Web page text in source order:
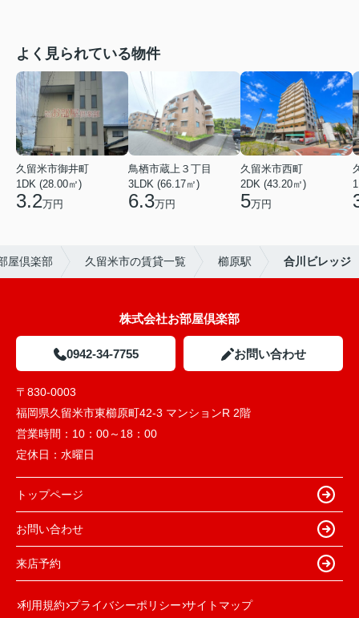
よく見られている物件
久留米市御井町
1DK (28.00㎡)
3.2万円
鳥栖市蔵上３丁目
3LDK (66.17㎡)
6.3万円
久留米市西町
2DK (43.20㎡)
5万円
屋倶楽部 久留米市の賃貸一覧 櫛原駅 合川ビレッジ
株式会社お部屋倶楽部
0942-34-7755 お問い合わせ
〒830-0003
福岡県久留米市東櫛原町42-3 マンションR 2階
営業時間： 10：00～18：00
定休日： 水曜日
トップページ
お問い合わせ
来店予約
利用規約 プライバシーポリシー サイトマップ